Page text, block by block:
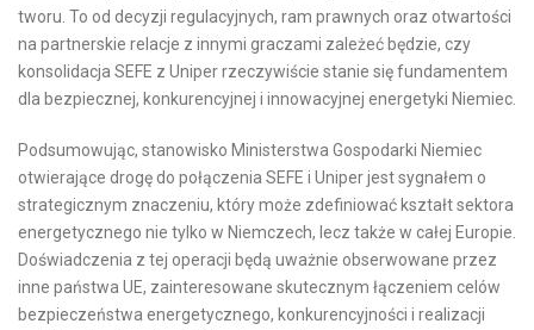
tworu. To od decyzji regulacyjnych, ram prawnych oraz otwartości
na partnerskie relacje z innymi graczami zależeć będzie, czy
konsolidacja SEFE z Uniper rzeczywiście stanie się fundamentem
dla bezpiecznej, konkurencyjnej i innowacyjnej energetyki Niemiec.
Podsumowując, stanowisko Ministerstwa Gospodarki Niemiec
otwierające drogę do połączenia SEFE i Uniper jest sygnałem o
strategicznym znaczeniu, który może zdefiniować kształt sektora
energetycznego nie tylko w Niemczech, lecz także w całej Europie.
Doświadczenia z tej operacji będą uważnie obserwowane przez
inne państwa UE, zainteresowane skutecznym łączeniem celów
bezpieczeństwa energetycznego, konkurencyjności i realizacji